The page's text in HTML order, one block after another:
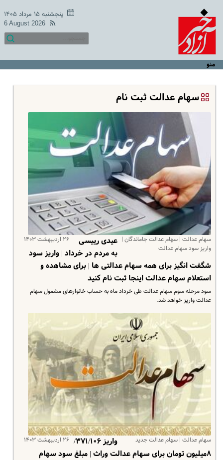
پنجشنبه ۱۵ مرداد ۱۴۰۵
6 August 2026
منو
سهام عدالت ثبت نام
سهام عدالت | سهام عدالت جاماندگان |
واریز سود سهام عدالت
۲۶ اردیبهشت ۱۴۰۳
عیدی رییسی
به مردم در خرداد | واریز سود
شگفت انگیز برای همه سهام عدالتی ها | برای مشاهده و
استعلام سهام عدالت اینجا ثبت نام کنید
سود مرحله سوم سهام عدالت طی خرداد ماه به حساب خانوارهای مشمول سهام
عدالت واریز خواهد شد.
سهام عدالت | سهام عدالت جدید ۲۶ اردیبهشت ۱۴۰۳ واریز ۳۷۱/۱۰۶/
۸میلیون تومان برای سهام عدالت وراث | مبلغ سود سهام